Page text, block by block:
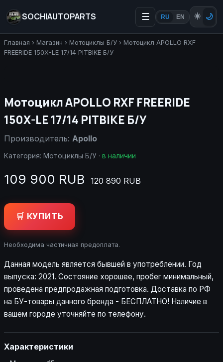
SOCHIAUTOPARTS ☰ RU EN ☀️ 🌙
Главная › Магазин › Мотоциклы Б/У › Мотоцикл APOLLO RXF
FREERIDE 150X-LE 17/14 PITBIKE Б/У
Мотоцикл APOLLO RXF FREERIDE
150X-LE 17/14 PITBIKE Б/У
Производитель: Apollo
Категория: Мотоциклы Б/У · в наличии
109 900 RUB 120 890 RUB
🛒 КУПИТЬ
Необходима частичная предоплата.
Данная модель является бывшей в употреблении. Год
выпуска: 2021. Состояние хорошее, пробег минимальный,
проведена предпродажная подготовка. Доставка по РФ
на БУ-товары данного бренда - БЕСПЛАТНО! Наличие в
вашем городе уточняйте по телефону.
Характеристики